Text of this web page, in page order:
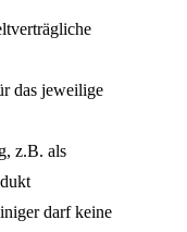
das jeweilige
z.B. als
darf keine